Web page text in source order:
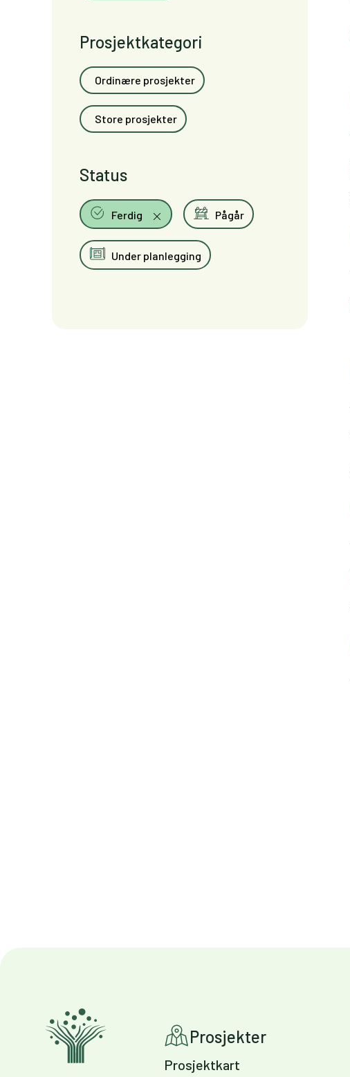
Prosjektkategori
Ordinære prosjekter
Store prosjekter
Status
Ferdig Pågår
Under planlegging
Prosjekter
Prosjektkart